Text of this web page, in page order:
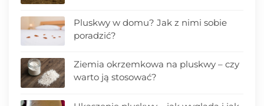
Pluskwy w domu? Jak z nimi sobie
poradzić?
Ziemia okrzemkowa na pluskwy – czy
warto ją stosować?